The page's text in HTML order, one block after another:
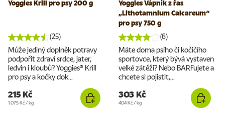
Yoggies Krill pro psy 200 g
(25)
Může jediný doplněk potravy
podpořit zdraví srdce, jater,
ledvin i kloubů? Yoggies® Krill
pro psy a kočky dok...
215 Kč
Cena za jednotku
1.075 Kč /kg
Yoggies Vápník z řas
„Lithotamnium Calcareum“
pro psy 750 g
(6)
Máte doma psího či kočičího
sportovce, který bývá vystaven
velké zátěži? Nebo BARFujete a
chcete si pojistit,...
303 Kč
Cena za jednotku
404 Kč /kg